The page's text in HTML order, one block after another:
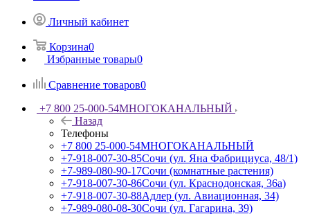
Личный кабинет
Корзина0
Избранные товары0
Сравнение товаров0
+7 800 25-000-54МНОГОКАНАЛЬНЫЙ
Назад
Телефоны
+7 800 25-000-54МНОГОКАНАЛЬНЫЙ
+7-918-007-30-85Сочи (ул. Яна Фабрициуса, 48/1)
+7-989-080-90-17Сочи (комнатные растения)
+7-918-007-30-86Сочи (ул. Краснодонская, 36а)
+7-918-007-30-88Адлер (ул. Авиационная, 34)
+7-989-080-08-30Сочи (ул. Гагарина, 39)